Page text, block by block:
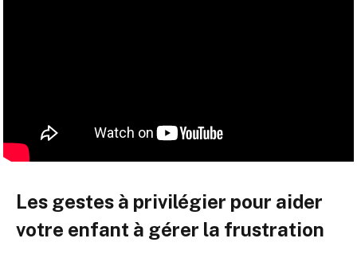
Les gestes à privilégier pour aider
votre enfant à gérer la frustration